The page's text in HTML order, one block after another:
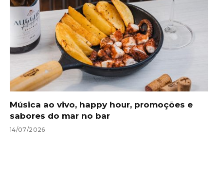
Música ao vivo, happy hour, promoções e
sabores do mar no bar
14/07/2026